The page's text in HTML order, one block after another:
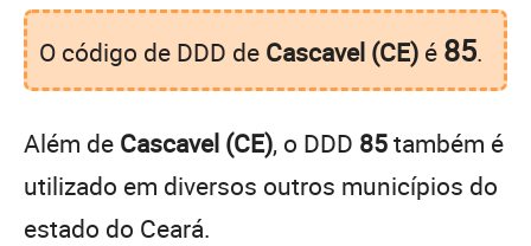
O código de DDD de Cascavel (CE) é 85.
Além de Cascavel (CE), o DDD 85também é
utilizado em diversos outros municípios do
estado do Ceará.